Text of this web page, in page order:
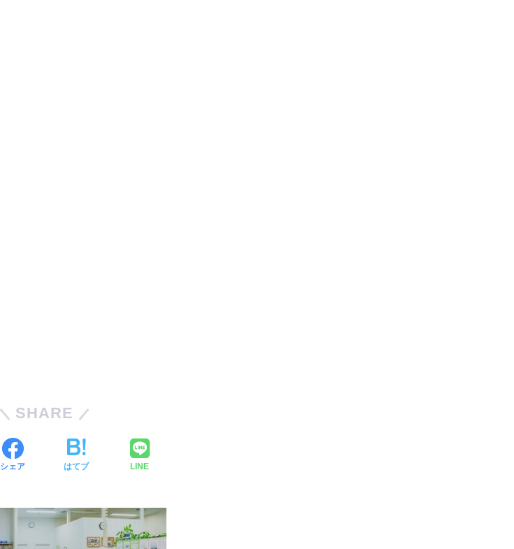
SHARE
シェア はてブ LINE